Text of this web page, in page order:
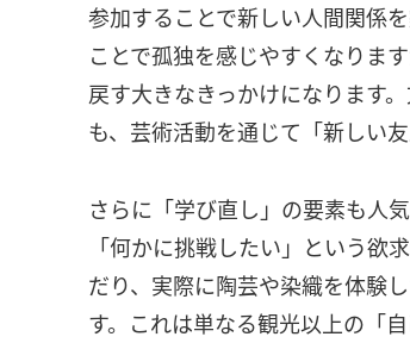
参加することで新しい人間関係
ことで孤独を感じやすくなりま
戻す大きなきっかけになります
も、芸術活動を通じて「新しい
さらに「学び直し」の要素も人
「何かに挑戦したい」という欲
だり、実際に陶芸や染織を体験
す。これは単なる観光以上の「